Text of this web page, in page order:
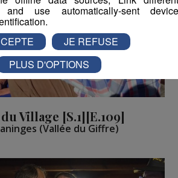
Village [S.1][E.109]
(Vallée du Giffre)
use automatically-sent device
JE REFUSE
PLUS D'OPTIONS